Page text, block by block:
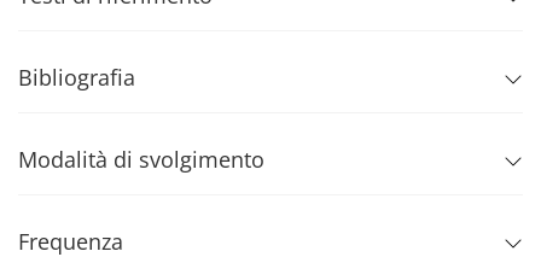
Bibliografia
Modalità di svolgimento
Frequenza